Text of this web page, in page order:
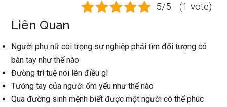
5/5 - (1 vote)
Liên Quan
Người phụ nữ coi trọng sự nghiệp phải tìm đối tượng có
bàn tay như thế nào
Đường trí tuệ nói lên điều gì
Tướng tay của người ốm yếu như thế nào
Qua đường sinh mệnh biết được một người có thể phúc